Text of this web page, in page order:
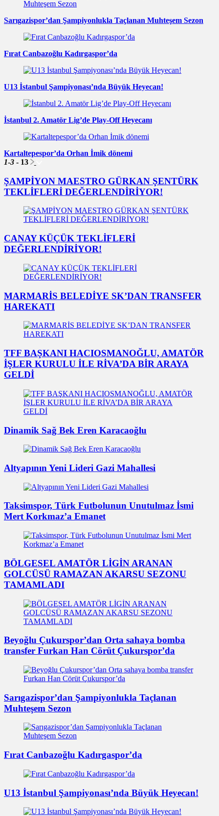
Sarıgazispor’dan Şampiyonlukla Taçlanan Muhteşem Sezon
Fırat Canbazoğlu Kadırgaspor’da
U13 İstanbul Şampiyonası’nda Büyük Heyecan!
İstanbul 2. Amatör Lig’de Play-Off Heyecanı
Kartaltepespor’da Orhan İmik dönemi
1-3 - 13
ŞAMPİYON MAESTRO GÜRKAN ŞENTÜRK
TEKLİFLERİ DEĞERLENDİRİYOR!
CANAY KÜÇÜK TEKLİFLERİ
DEĞERLENDİRİYOR!
MARMARİS BELEDİYE SK’DAN TRANSFER
HAREKATI
TFF BAŞKANI HACIOSMANOĞLU, AMATÖR
İŞLER KURULU İLE RİVA’DA BİR ARAYA
GELDİ
Dinamik Sağ Bek Eren Karacaoğlu
Altyapının Yeni Lideri Gazi Mahallesi
Taksimspor, Türk Futbolunun Unutulmaz İsmi
Mert Korkmaz’a Emanet
BÖLGESEL AMATÖR LİGİN ARANAN
GOLCÜSÜ RAMAZAN AKARSU SEZONU
TAMAMLADI
Beyoğlu Çukurspor’dan Orta sahaya bomba
transfer Furkan Han Cörüt Çukurspor’da
Sarıgazispor’dan Şampiyonlukla Taçlanan
Muhteşem Sezon
Fırat Canbazoğlu Kadırgaspor’da
U13 İstanbul Şampiyonası’nda Büyük Heyecan!